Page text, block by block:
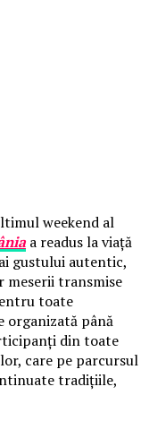
weekend al
a readus la viață
gustului autentic,
meserii transmise
toate
organizată până
din toate
care pe parcursul
tradițiile,